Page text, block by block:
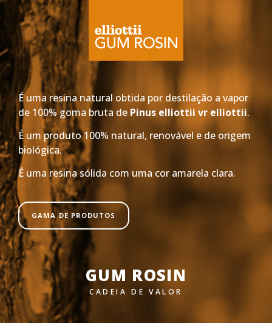
É uma resina natural obtida por destilação a vapor
de 100% goma bruta de Pinus elliottii vr elliottii.
É um produto 100% natural, renovável e de origem
biológica.
É uma resina sólida com uma cor amarela clara.
GAMA DE PRODUTOS
GUM ROSIN
CADEIA DE VALOR